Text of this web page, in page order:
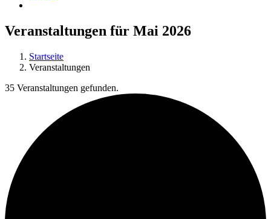
Veranstaltungen für Mai 2026
Startseite
Veranstaltungen
35 Veranstaltungen gefunden.